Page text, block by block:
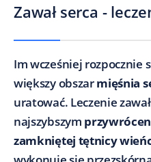
Zawał serca -
Im wcześniej rozpocznie
większy obszarmięśnia
uratować. Leczenie
najszybszym
zamkniętej tętnicy